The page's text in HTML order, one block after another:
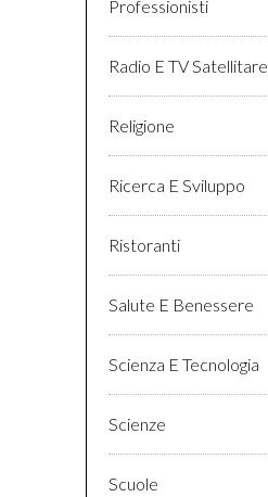
Professionisti
Radio E TV Satellitare
Religione
Ricerca E Sviluppo
Ristoranti
Salute E Benessere
Scienza E Tecnologia
Scienze
Scuole